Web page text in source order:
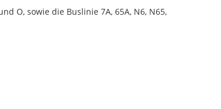
Stuckverzierungen an der
nur einige der Merkmale, die diese
klassischer Altbauarchitektur
und ermöglicht es Ihnen, schnell in
den Straßenbahnlinien 6,11 und O
ins Zentrum führen. Die Favoritenstraße
O, sowie die Buslinie 7A, 65A, N6, N65,